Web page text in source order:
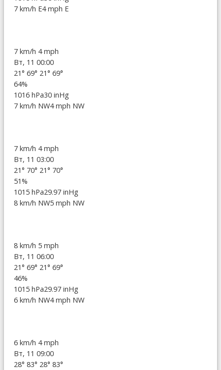
7 km/h E4 mph E
7 km/h 4 mph
Вт, 11 00:00
21° 69° 21° 69°
64%
1016 hPa30 inHg
7 km/h NW4 mph NW
7 km/h 4 mph
Вт, 11 03:00
21° 70° 21° 70°
51%
1015 hPa29.97 inHg
8 km/h NW5 mph NW
8 km/h 5 mph
Вт, 11 06:00
21° 69° 21° 69°
46%
1015 hPa29.97 inHg
6 km/h NW4 mph NW
6 km/h 4 mph
Вт, 11 09:00
28° 83° 28° 83°